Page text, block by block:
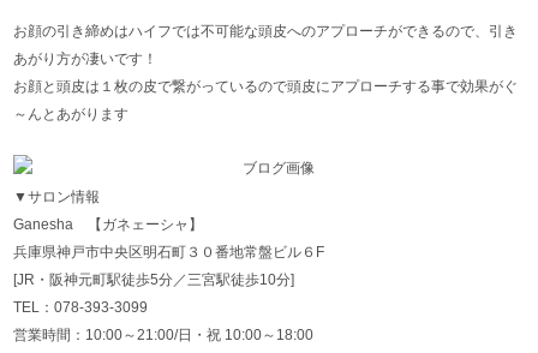
お顔の引き締めはハイフでは不可能な頭皮へのアプローチができるので、引き
あがり方が凄いです！
お顔と頭皮は１枚の皮で繋がっているので頭皮にアプローチする事で効果がぐ
～んとあがります
▼サロン情報
Ganesha 【ガネェーシャ】
兵庫県神戸市中央区明石町３０番地常盤ビル６F
[JR・阪神元町駅徒歩5分／三宮駅徒歩10分]
TEL：078-393-3099
営業時間：10:00～21:00/日・祝 10:00～18:00